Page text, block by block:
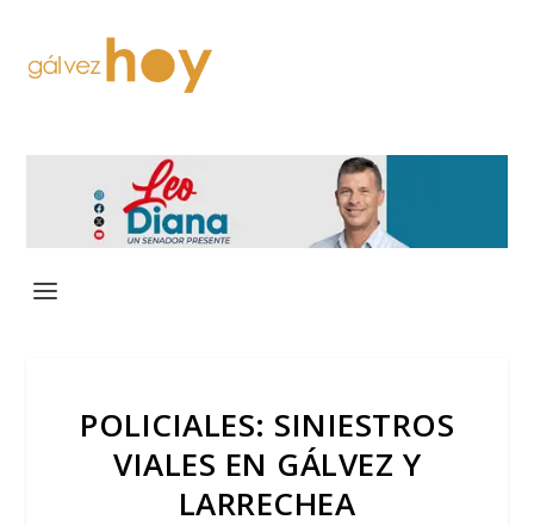
POLICIALES: SINIESTROS
VIALES EN GÁLVEZ Y
LARRECHEA